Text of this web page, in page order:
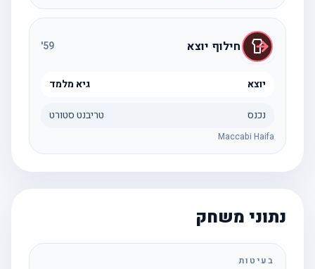
חילוף יוצא 59
'
יוצא גיא מלמד
נכנס טריבנט סטורט
Maccabi Haifa
נתוני משחק
בעיטות